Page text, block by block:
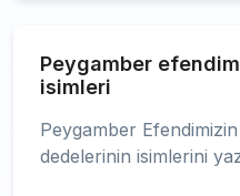
Peygamber
isimleri
Peygamber
dedelerinin isimlerini